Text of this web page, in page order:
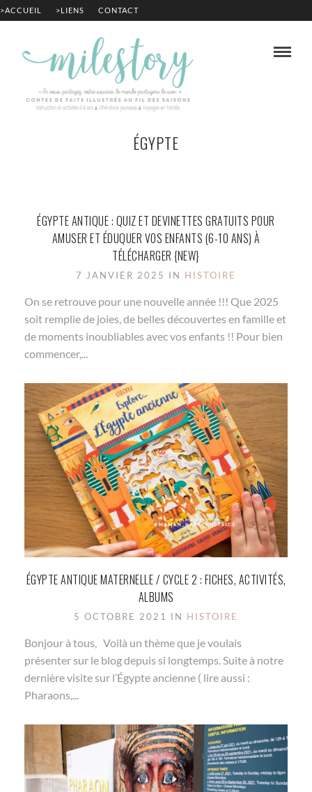
>ACCUEIL >LIENS CONTACT
ÉGYPTE
ÉGYPTE ANTIQUE : QUIZ ET DEVINETTES GRATUITS POUR
AMUSER ET ÉDUQUER VOS ENFANTS (6-10 ANS) À
TÉLÉCHARGER {NEW}
7 JANVIER 2025 IN HISTOIRE
On se retrouve pour une nouvelle année !!! Que 2025
soit remplie de joies, de belles découvertes en famille et
de moments inoubliables avec vos enfants !! Pour bien
commencer,...
ÉGYPTE ANTIQUE MATERNELLE / CYCLE 2 : FICHES, ACTIVITÉS,
ALBUMS
5 OCTOBRE 2021 IN HISTOIRE
Bonjour à tous, Voilà un thème que je voulais
présenter sur le blog depuis si longtemps. Suite à notre
dernière visite sur l’Égypte ancienne ( lire aussi :
Pharaons,...